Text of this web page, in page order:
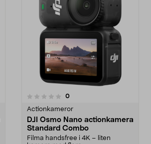
0recensioner
Actionkameror
DJI Osmo Nano actionkamera
Standard Combo
Filma handsfree i 4K – liten
0.0 av 5 stjärnor